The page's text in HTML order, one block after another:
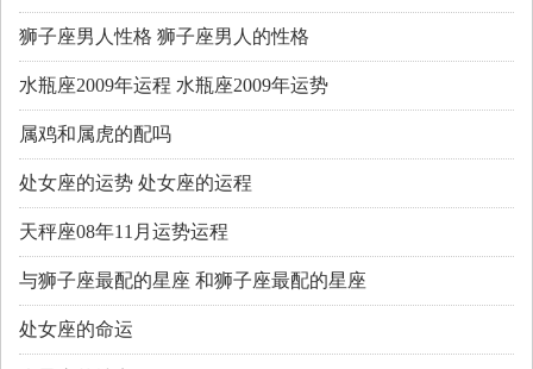
狮子座男人性格 狮子座男人的性格
水瓶座2009年运程 水瓶座2009年运势
属鸡和属虎的配吗
处女座的运势 处女座的运程
天秤座08年11月运势运程
与狮子座最配的星座 和狮子座最配的星座
处女座的命运